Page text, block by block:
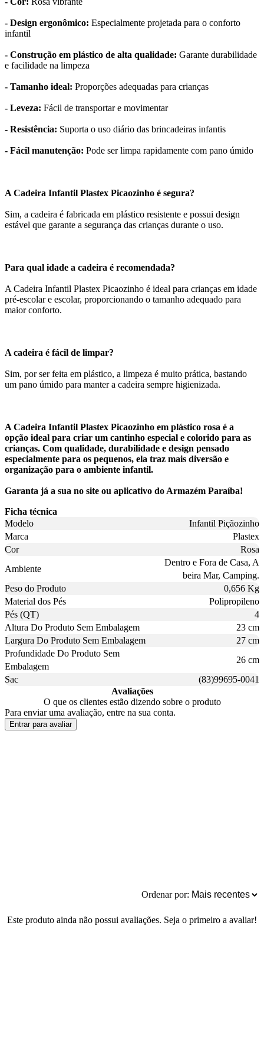
- Design ergonômico: Especialmente projetada para o conforto
infantil
- Construção em plástico de alta qualidade: Garante durabilidade
e facilidade na limpeza
- Tamanho ideal: Proporções adequadas para crianças
- Leveza: Fácil de transportar e movimentar
- Resistência: Suporta o uso diário das brincadeiras infantis
- Fácil manutenção: Pode ser limpa rapidamente com pano úmido
A Cadeira Infantil Plastex Picaozinho é segura?
Sim, a cadeira é fabricada em plástico resistente e possui design
estável que garante a segurança das crianças durante o uso.
Para qual idade a cadeira é recomendada?
A Cadeira Infantil Plastex Picaozinho é ideal para crianças em idade
pré-escolar e escolar, proporcionando o tamanho adequado para
maior conforto.
A cadeira é fácil de limpar?
Sim, por ser feita em plástico, a limpeza é muito prática, bastando
um pano úmido para manter a cadeira sempre higienizada.
A Cadeira Infantil Plastex Picaozinho em plástico rosa é a
opção ideal para criar um cantinho especial e colorido para as
crianças. Com qualidade, durabilidade e design pensado
especialmente para os pequenos, ela traz mais diversão e
organização para o ambiente infantil.
Garanta já a sua no site ou aplicativo do Armazém Paraíba!
Ficha técnica
Modelo
Infantil Piçãozinho
Marca
Plastex
Cor
Rosa
Ambiente
Dentro e Fora de Casa, A
beira Mar, Camping.
Peso do Produto
0,656 Kg
Material dos Pés
Polipropileno
Pés (QT)
4
Altura Do Produto Sem Embalagem
23 cm
Largura Do Produto Sem Embalagem
27 cm
Profundidade Do Produto Sem
Embalagem
26 cm
Sac
(83)99695-0041
Avaliações
O que os clientes estão dizendo sobre o produto
Para enviar uma avaliação, entre na sua conta.
Entrar para avaliar
Ordenar por:
Este produto ainda não possui avaliações. Seja o primeiro a avaliar!